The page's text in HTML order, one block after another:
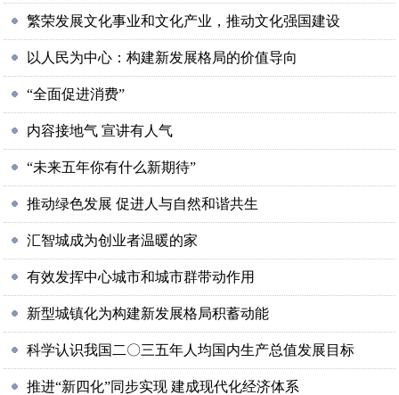
繁荣发展文化事业和文化产业，推动文化强国建设
以人民为中心：构建新发展格局的价值导向
“全面促进消费”
内容接地气 宣讲有人气
“未来五年你有什么新期待”
推动绿色发展 促进人与自然和谐共生
汇智城成为创业者温暖的家
有效发挥中心城市和城市群带动作用
新型城镇化为构建新发展格局积蓄动能
科学认识我国二〇三五年人均国内生产总值发展目标
推进“新四化”同步实现 建成现代化经济体系